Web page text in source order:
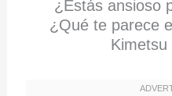
¿Estás ansioso
¿Qué te parece
Kimetsu